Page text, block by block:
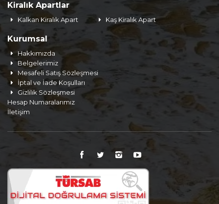
Kiralık Apartlar
Kalkan Kiralık Apart Kaş Kiralık Apart
Kurumsal
Hakkımızda
Belgelerimiz
Mesafeli Satış Sözleşmesi
İptal ve İade Koşulları
Gizlilik Sözleşmesi
Hesap Numaralarımız
İletişim